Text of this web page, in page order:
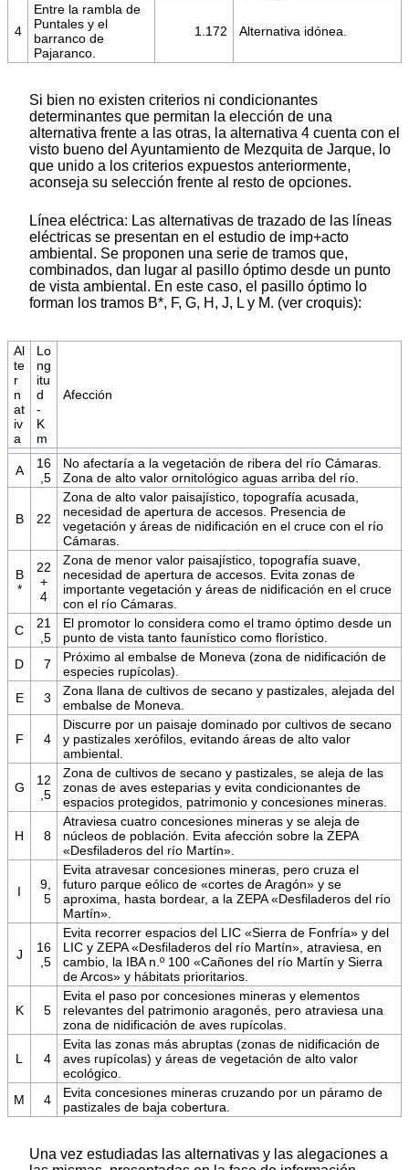
4
Entre la rambla de
Puntales y el
barranco de
Pajaranco.
1.172 Alternativa idónea.
Si bien no existen criterios ni condicionantes
determinantes que permitan la elección de una
alternativa frente a las otras, la alternativa 4 cuenta con el
visto bueno del Ayuntamiento de Mezquita de Jarque, lo
que unido a los criterios expuestos anteriormente,
aconseja su selección frente al resto de opciones.
Línea eléctrica: Las alternativas de trazado de las líneas
eléctricas se presentan en el estudio de imp+acto
ambiental. Se proponen una serie de tramos que,
combinados, dan lugar al pasillo óptimo desde un punto
de vista ambiental. En este caso, el pasillo óptimo lo
forman los tramos B*, F, G, H, J, L y M. (ver croquis):
Al
te
r
n
at
iv
a
Lo
ng
itu
d
-
K
m
Afección
A
16
,5
No afectaría a la vegetación de ribera del río Cámaras.
Zona de alto valor ornitológico aguas arriba del río.
B 22
Zona de alto valor paisajístico, topografía acusada,
necesidad de apertura de accesos. Presencia de
vegetación y áreas de nidificación en el cruce con el río
Cámaras.
B
*
22
+
4
Zona de menor valor paisajístico, topografía suave,
necesidad de apertura de accesos. Evita zonas de
importante vegetación y áreas de nidificación en el cruce
con el río Cámaras.
C
21
,5
El promotor lo considera como el tramo óptimo desde un
punto de vista tanto faunístico como florístico.
D
7
Próximo al embalse de Moneva (zona de nidificación de
especies rupícolas).
E
3
Zona llana de cultivos de secano y pastizales, alejada del
embalse de Moneva.
F 4
Discurre por un paisaje dominado por cultivos de secano
y pastizales xerófilos, evitando áreas de alto valor
ambiental.
G
12
,5
Zona de cultivos de secano y pastizales, se aleja de las
zonas de aves esteparias y evita condicionantes de
espacios protegidos, patrimonio y concesiones mineras.
H 8
Atraviesa cuatro concesiones mineras y se aleja de
núcleos de población. Evita afección sobre la ZEPA
«Desfiladeros del río Martín».
I
9,
5
Evita atravesar concesiones mineras, pero cruza el
futuro parque eólico de «cortes de Aragón» y se
aproxima, hasta bordear, a la ZEPA «Desfiladeros del río
Martín».
J
16
,5
Evita recorrer espacios del LIC «Sierra de Fonfría» y del
LIC y ZEPA «Desfiladeros del río Martín», atraviesa, en
cambio, la IBA n.º 100 «Cañones del río Martín y Sierra
de Arcos» y hábitats prioritarios.
K 5
Evita el paso por concesiones mineras y elementos
relevantes del patrimonio aragonés, pero atraviesa una
zona de nidificación de aves rupícolas.
L 4
Evita las zonas más abruptas (zonas de nidificación de
aves rupícolas) y áreas de vegetación de alto valor
ecológico.
M
4
Evita concesiones mineras cruzando por un páramo de
pastizales de baja cobertura.
Una vez estudiadas las alternativas y las alegaciones a